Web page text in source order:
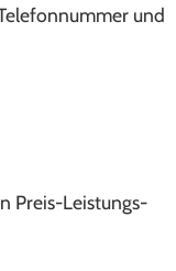
und
Preis-Leistungs-